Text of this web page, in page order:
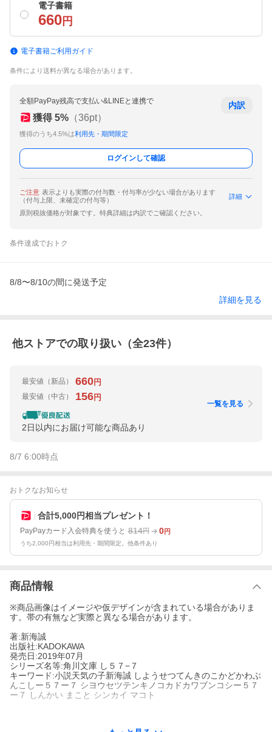
電子書籍
660 円
電子書籍ご利用ガイド
条件により送料が異なる場合があります。
全額PayPay残高で支払い&LINEと連携で
獲得 5% （36pt）
獲得のうち4.5%は利用先・期間限定
内訳
ログインして確認
ご注意 表示よりも実際の付与数・付与率が少ない場合があります
（付与上限、未確定の付与等）
詳細
原則税抜価格が対象です。特典詳細は内訳でご確認ください。
条件達成でおトク
8/8〜8/10の間に発送予定
詳細を見る
他ストアでの取り扱い（全23件）
最安値 （新品） 660円
最安値 （中古） 156円
2日以内にお届け可能な商品あり
一覧を見る
8/7 6:00時点
おトクなお知らせ
合計5,000円相当プレゼント！
PayPayカード入会特典を使うと 814円 0円
うち2,000円相当は利用先・期間限定。他条件あり
商品情報
※商品画像はイメージや仮デザインが含まれている場合がありま
す。帯の有無など実際と異なる場合があります。
著:新海誠
出版社:KADOKAWA
発売日:2019年07月
シリーズ名等:角川文庫 し５７−７
キーワード:小説天気の子新海誠 しようせつてんきのこかどかわぶ
んこしー５７ー７ シヨウセツテンキノコカドカワブンコシー５７
ー７ しんかい まこと シンカイ マコト